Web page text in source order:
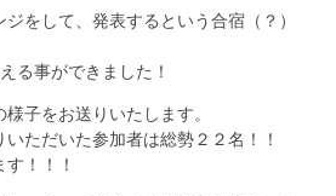
をして、発表するという合宿（？）
る事ができました！
子をお送りいたします。
ただいた参加者は総勢２２名！！
！！！